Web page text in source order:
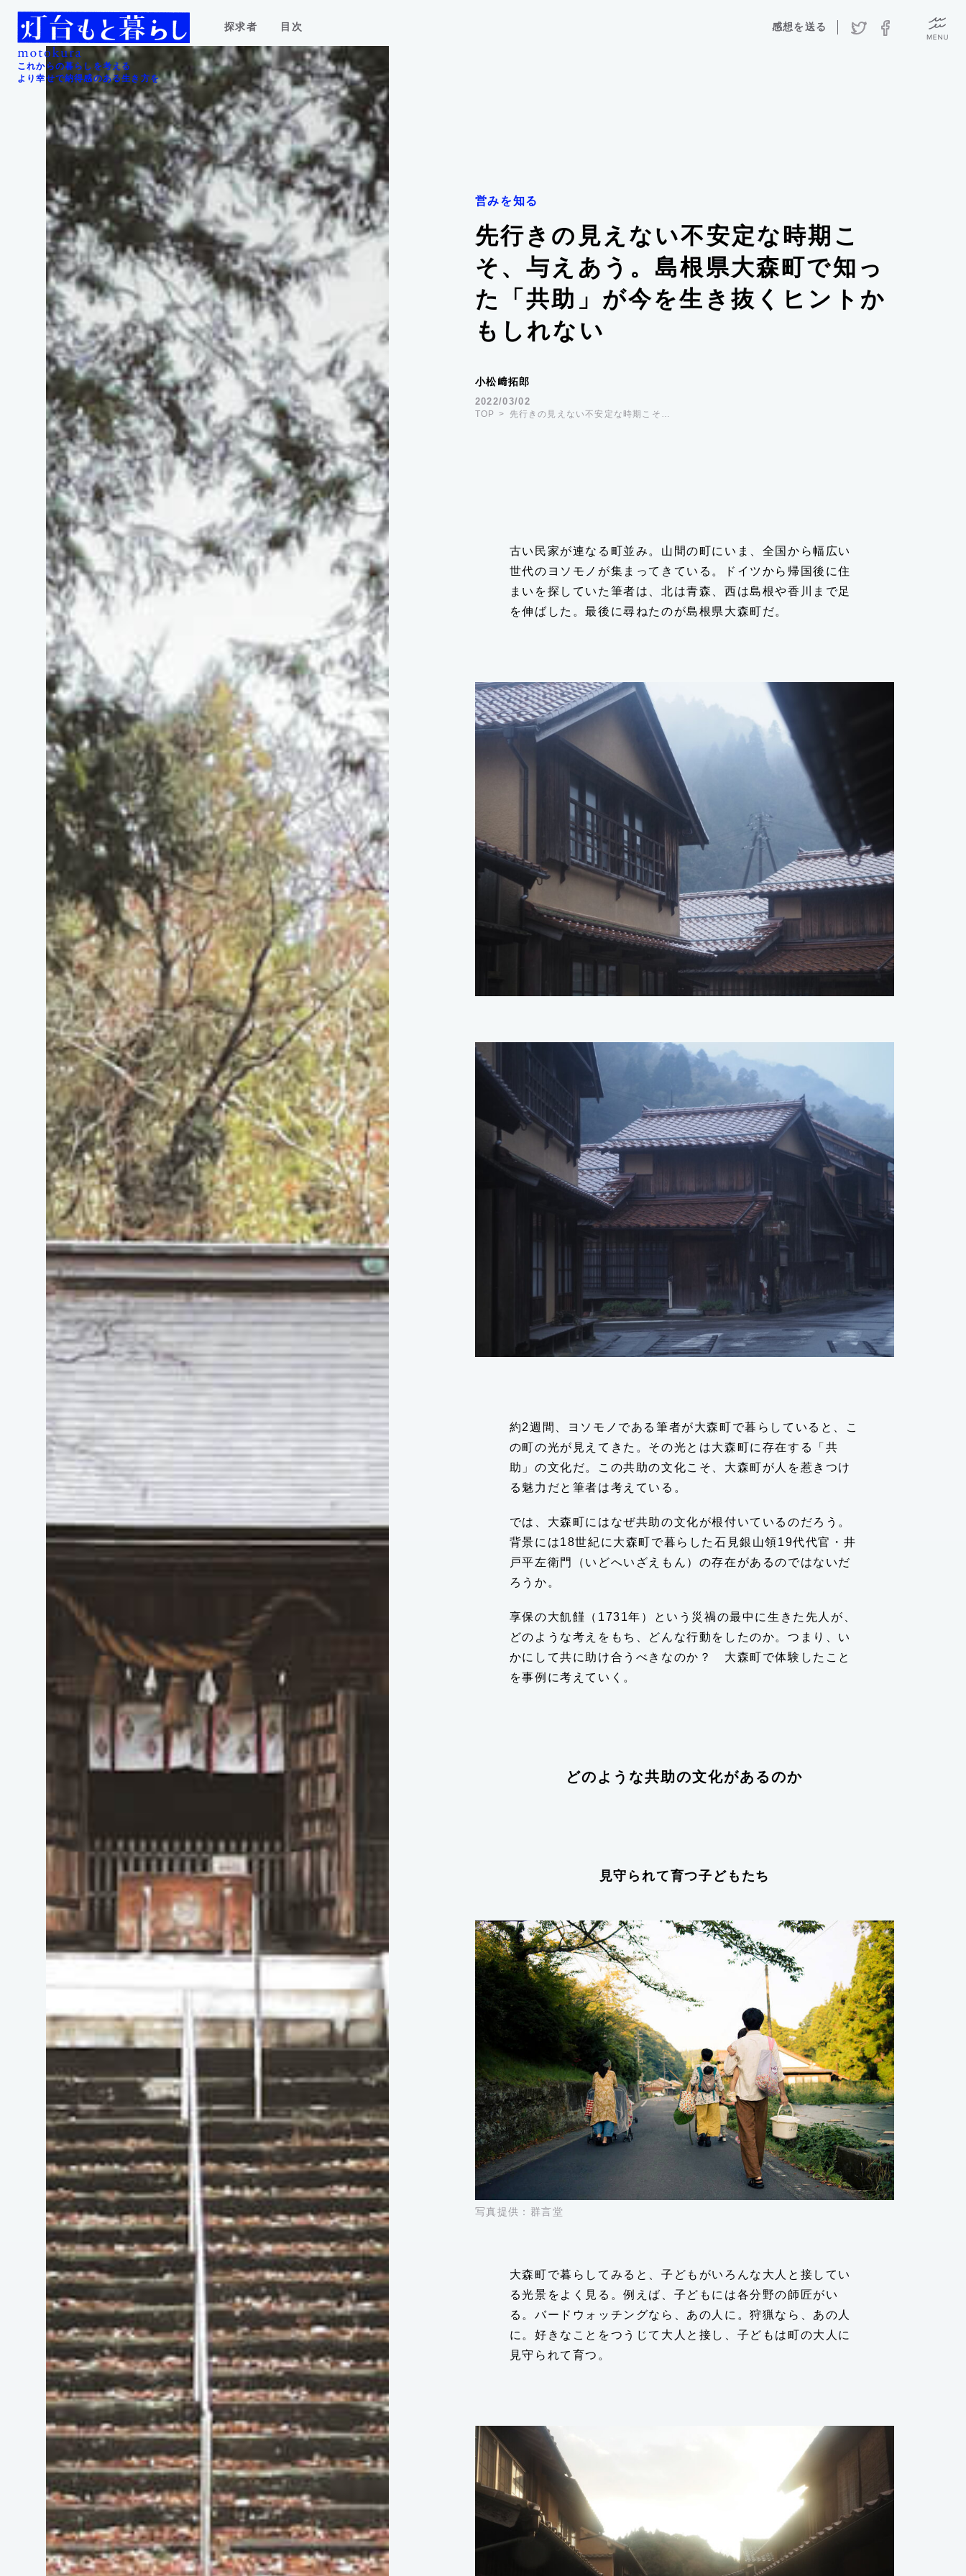
営みを知る
先行きの見えない不安定な時期こ
そ、与えあう。島根県大森町で知っ
た「共助」が今を生き抜くヒントか
もしれない
小松﨑拓郎
2022/03/02
TOP 先行きの見えない不安定な時期こそ…
古い民家が連なる町並み。山間の町にいま、全国から幅広い
世代のヨソモノが集まってきている。ドイツから帰国後に住
まいを探していた筆者は、北は青森、西は島根や香川まで足
を伸ばした。最後に尋ねたのが島根県大森町だ。
約2週間、ヨソモノである筆者が大森町で暮らしていると、こ
の町の光が見えてきた。その光とは大森町に存在する「共
助」の文化だ。この共助の文化こそ、大森町が人を惹きつけ
る魅力だと筆者は考えている。
では、大森町にはなぜ共助の文化が根付いているのだろう。
背景には18世紀に大森町で暮らした石見銀山領19代代官・井
戸平左衛門（いどへいざえもん）の存在があるのではないだ
ろうか。
享保の大飢饉（1731年）という災禍の最中に生きた先人が、
どのような考えをもち、どんな行動をしたのか。つまり、い
かにして共に助け合うべきなのか？ 大森町で体験したこと
を事例に考えていく。
どのような共助の文化があるのか
見守られて育つ子どもたち
写真提供：群言堂
大森町で暮らしてみると、子どもがいろんな大人と接してい
る光景をよく見る。例えば、子どもには各分野の師匠がい
る。バードウォッチングなら、あの人に。狩猟なら、あの人
に。好きなことをつうじて大人と接し、子どもは町の大人に
見守られて育つ。
探求者 目次 感想を送る
特集
新着記事
今月の編集部おすすめ
灯台もと暮らしとは？
お問い合わせ
利用規約
個人情報保護方針
TWITTER
これからの暮らしを考える
より幸せで納得感のある生き方を